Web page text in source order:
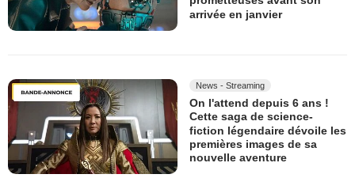
arrivée en janvier
News - Streaming
On l'attend depuis 6 ans !
Cette saga de science-
fiction légendaire dévoile les
premières images de sa
nouvelle aventure